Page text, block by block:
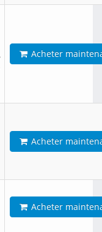
Acheter
Acheter
Acheter